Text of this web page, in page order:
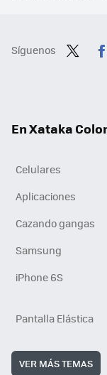
Síguenos
En Xataka
Celulares
Aplicaciones
Cazando gangas
Samsung
iPhone 6S
Pantalla Elástica
VER MÁS TEMAS